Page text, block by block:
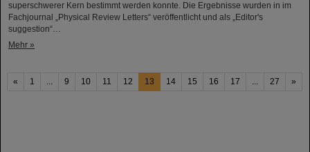
superschwerer Kern bestimmt werden konnte. Die Ergebnisse wurden in im
Fachjournal „Physical Review Letters“ veröffentlicht und als „Editor's
suggestion“…
Mehr »
« 1 ... 9 10 11 12 13 14 15 16 17 ... 27 »